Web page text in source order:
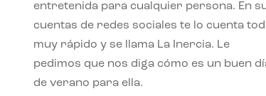
entretenida para cualquier persona. En
cuentas de redes sociales te lo cuenta
muy rápido y se llama La Inercia. Le
pedimos que nos diga cómo es un buen
de verano para ella.